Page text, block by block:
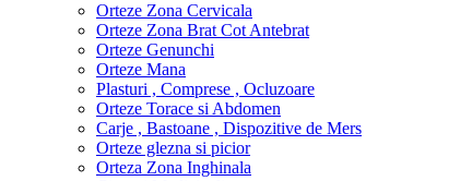
Orteze Zona Cervicala
Orteze Zona Brat Cot Antebrat
Orteze Genunchi
Orteze Mana
Plasturi , Comprese , Ocluzoare
Orteze Torace si Abdomen
Carje , Bastoane , Dispozitive de Mers
Orteze glezna si picior
Orteza Zona Inghinala